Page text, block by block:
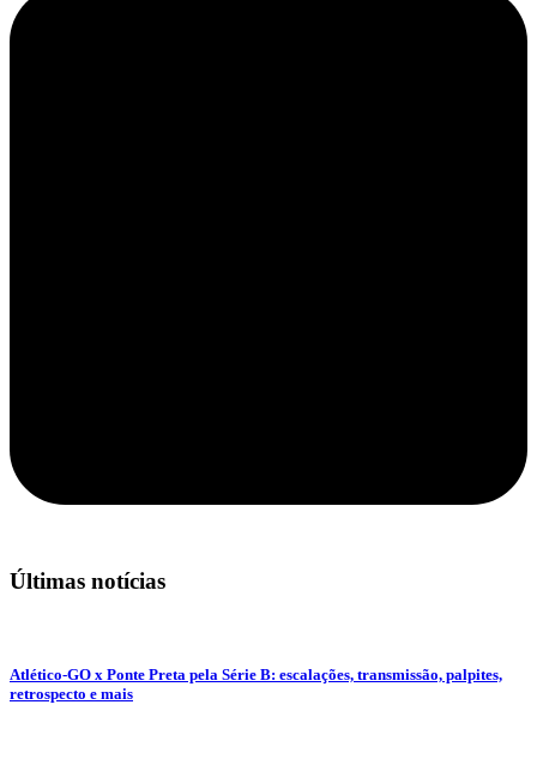
Últimas notícias
Atlético-GO x Ponte Preta pela Série B: escalações, transmissão, palpites,
retrospecto e mais